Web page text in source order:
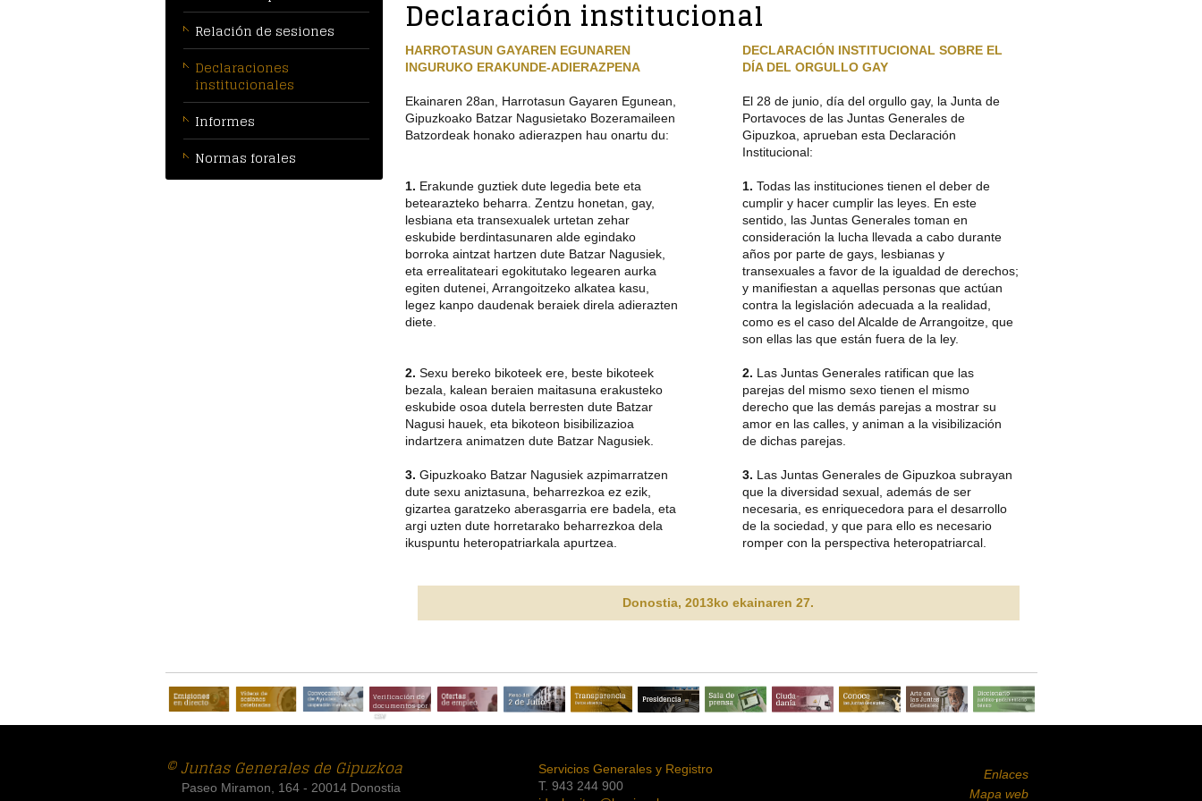
PÁGINA
CONTENIDO
PRINCIPAL
DE
LA
Declaración institucional
HARROTASUN GAYAREN EGUNAREN
INGURUKO ERAKUNDE-ADIERAZPENA
DECLARACIÓN INSTITUCIONAL SOBRE EL
DÍA DEL ORGULLO GAY
Ekainaren 28an, Harrotasun Gayaren Egunean,
Gipuzkoako Batzar Nagusietako Bozeramaileen
Batzordeak honako adierazpen hau onartu du:
El 28 de junio, día del orgullo gay, la Junta de
Portavoces de las Juntas Generales de
Gipuzkoa, aprueban esta Declaración
Institucional:
1. Erakunde guztiek dute legedia bete eta
betearazteko beharra. Zentzu honetan, gay,
lesbiana eta transexualek urtetan zehar
eskubide berdintasunaren alde egindako
borroka aintzat hartzen dute Batzar Nagusiek,
eta errealitateari egokitutako legearen aurka
egiten dutenei, Arrangoitzeko alkatea kasu,
legez kanpo daudenak beraiek direla adierazten
diete.
1. Todas las instituciones tienen el deber de
cumplir y hacer cumplir las leyes. En este
sentido, las Juntas Generales toman en
consideración la lucha llevada a cabo durante
años por parte de gays, lesbianas y
transexuales a favor de la igualdad de derechos;
y manifiestan a aquellas personas que actúan
contra la legislación adecuada a la realidad,
como es el caso del Alcalde de Arrangoitze, que
son ellas las que están fuera de la ley.
2. Sexu bereko bikoteek ere, beste bikoteek
bezala, kalean beraien maitasuna erakusteko
eskubide osoa dutela berresten dute Batzar
Nagusi hauek, eta bikoteon bisibilizazioa
indartzera animatzen dute Batzar Nagusiek.
2. Las Juntas Generales ratifican que las
parejas del mismo sexo tienen el mismo
derecho que las demás parejas a mostrar su
amor en las calles, y animan a la visibilización
de dichas parejas.
3. Gipuzkoako Batzar Nagusiek azpimarratzen
dute sexu aniztasuna, beharrezkoa ez ezik,
gizartea garatzeko aberasgarria ere badela, eta
argi uzten dute horretarako beharrezkoa dela
ikuspuntu heteropatriarkala apurtzea.
3. Las Juntas Generales de Gipuzkoa subrayan
que la diversidad sexual, además de ser
necesaria, es enriquecedora para el desarrollo
de la sociedad, y que para ello es necesario
romper con la perspectiva heteropatriarcal.
Donostia, 2013ko ekainaren 27.
Relación de sesiones
Declaraciones
institucionales
Informes
Normas forales
Verificación de
documentos por
CSV
© Juntas Generales de Gipuzkoa
Paseo Miramon, 164 - 20014 Donostia
Servicios Generales y Registro
T. 943 244 900
Enlaces
Mapa web